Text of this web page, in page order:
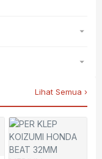
Lihat Semua ›